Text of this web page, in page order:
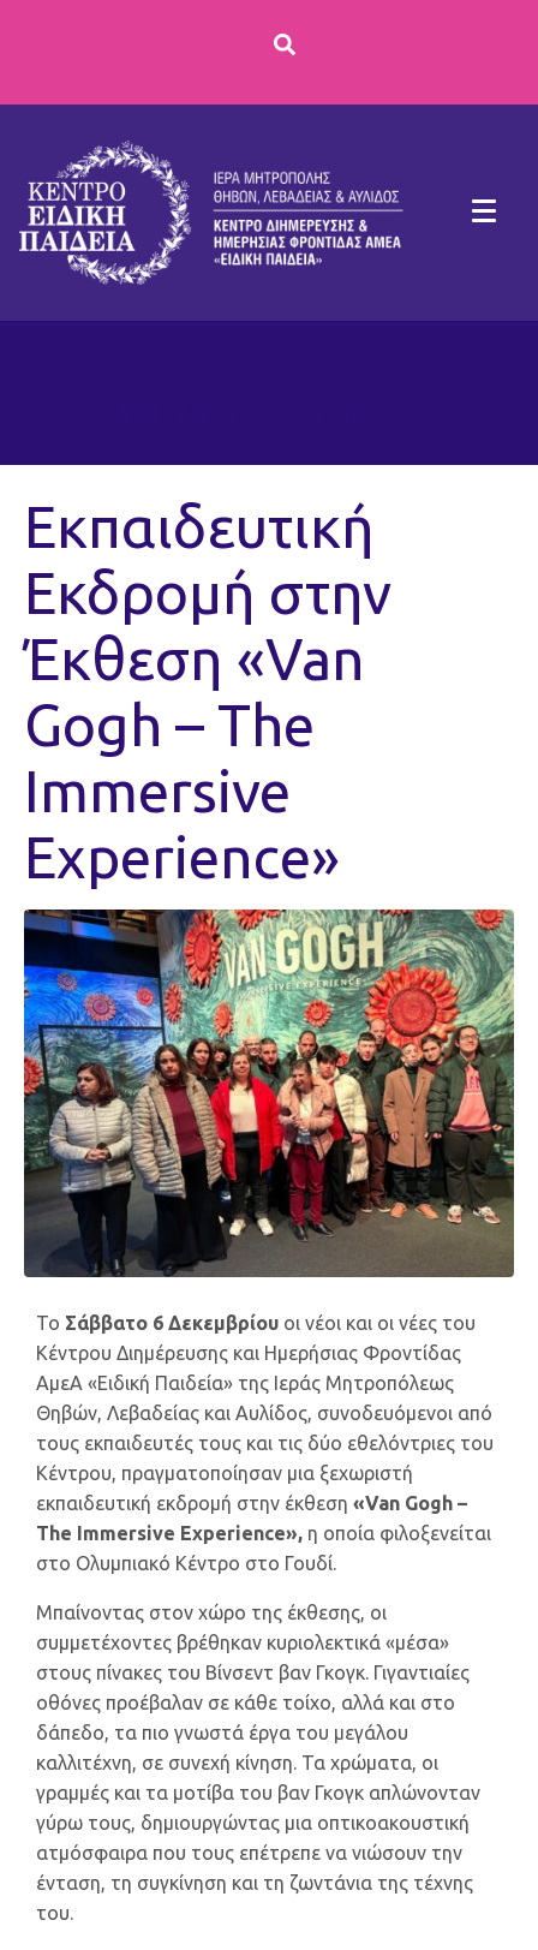
Εκπαιδευτική
Εκδρομή στην
Έκθεση «Van
Gogh – The
Immersive
Experience»
Το Σάββατο 6 Δεκεμβρίου οι νέοι και οι νέες του
Κέντρου Διημέρευσης και Ημερήσιας Φροντίδας
ΑμεΑ «Ειδική Παιδεία» της Ιεράς Μητροπόλεως
Θηβών, Λεβαδείας και Αυλίδος, συνοδευόμενοι από
τους εκπαιδευτές τους και τις δύο εθελόντριες του
Κέντρου, πραγματοποίησαν μια ξεχωριστή
εκπαιδευτική εκδρομή στην έκθεση «Van Gogh –
The Immersive Experience», η οποία φιλοξενείται
στο Ολυμπιακό Κέντρο στο Γουδί.
Μπαίνοντας στον χώρο της έκθεσης, οι
συμμετέχοντες βρέθηκαν κυριολεκτικά «μέσα»
στους πίνακες του Βίνσεντ βαν Γκογκ. Γιγαντιαίες
οθόνες προέβαλαν σε κάθε τοίχο, αλλά και στο
δάπεδο, τα πιο γνωστά έργα του μεγάλου
καλλιτέχνη, σε συνεχή κίνηση. Τα χρώματα, οι
γραμμές και τα μοτίβα του βαν Γκογκ απλώνονταν
γύρω τους, δημιουργώντας μια οπτικοακουστική
ατμόσφαιρα που τους επέτρεπε να νιώσουν την
ένταση, τη συγκίνηση και τη ζωντάνια της τέχνης
του.